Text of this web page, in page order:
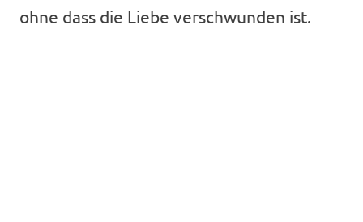
ohne dass die Liebe verschwunden ist.